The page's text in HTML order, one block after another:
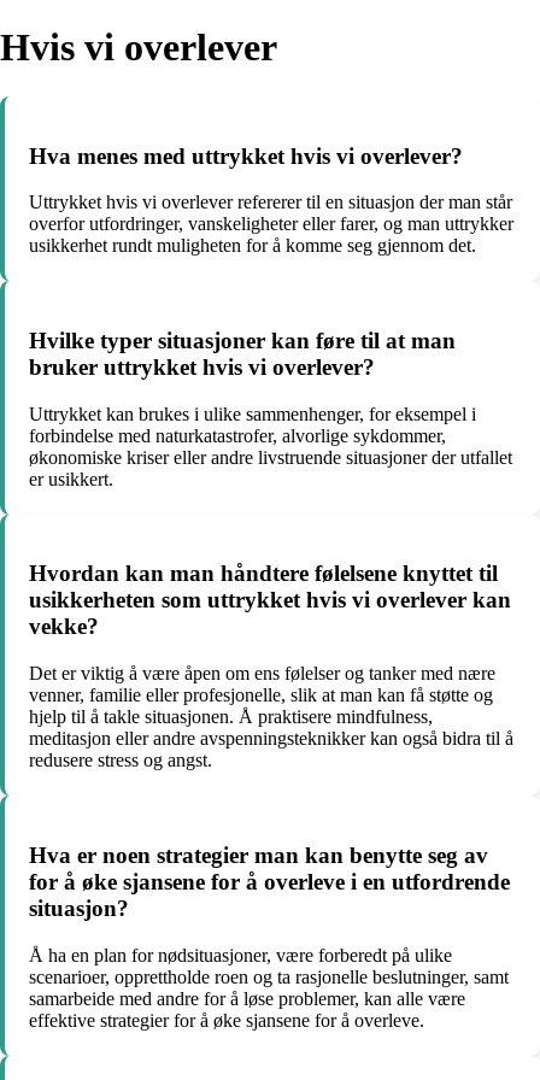
Hvis vi overlever
Hva menes med uttrykket hvis vi overlever?
Uttrykket hvis vi overlever refererer til en situasjon der man står
overfor utfordringer, vanskeligheter eller farer, og man uttrykker
usikkerhet rundt muligheten for å komme seg gjennom det.
Hvilke typer situasjoner kan føre til at man
bruker uttrykket hvis vi overlever?
Uttrykket kan brukes i ulike sammenhenger, for eksempel i
forbindelse med naturkatastrofer, alvorlige sykdommer,
økonomiske kriser eller andre livstruende situasjoner der utfallet
er usikkert.
Hvordan kan man håndtere følelsene knyttet til
usikkerheten som uttrykket hvis vi overlever kan
vekke?
Det er viktig å være åpen om ens følelser og tanker med nære
venner, familie eller profesjonelle, slik at man kan få støtte og
hjelp til å takle situasjonen. Å praktisere mindfulness,
meditasjon eller andre avspenningsteknikker kan også bidra til å
redusere stress og angst.
Hva er noen strategier man kan benytte seg av
for å øke sjansene for å overleve i en utfordrende
situasjon?
Å ha en plan for nødsituasjoner, være forberedt på ulike
scenarioer, opprettholde roen og ta rasjonelle beslutninger, samt
samarbeide med andre for å løse problemer, kan alle være
effektive strategier for å øke sjansene for å overleve.